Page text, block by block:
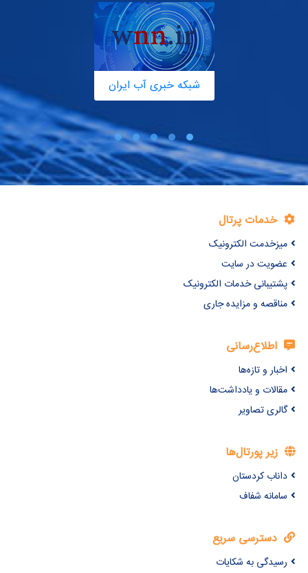
شبکه خبری آب ایران
خدمات پرتال
میزخدمت الکترونیک
عضویت در سایت
پشتیبانی خدمات الکترونیک
مناقصه و مزایده جاری
اطلاع‌رسانی
اخبار و تازه‌ها
مقالات و یادداشت‌ها
گالری تصاویر
زیر پورتال‌ها
داناب کردستان
سامانه شفاف
دسترسی سریع
رسیدگی به شکایات